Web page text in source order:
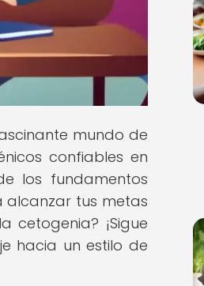
mundo de
confiables en
los fundamentos
alcanzar tus metas
cetogenia? ¡Sigue
hacia un estilo de